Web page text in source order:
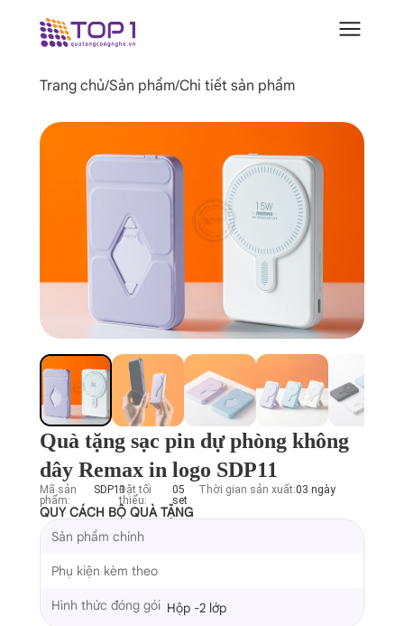
Trang chủ/Sản phẩm/Chi tiết sản phẩm
Quà tặng sạc pin dự phòng không
dây Remax in logo SDP11
Mã sản
phẩm:
SDP11Đặt tối
thiểu:
05
set
Thời gian sản xuất:03 ngày
QUY CÁCH BỘ QUÀ TẶNG
Sản phẩm chính
Phụ kiện kèm theo
Hình thức đóng gói Hộp -2 lớp